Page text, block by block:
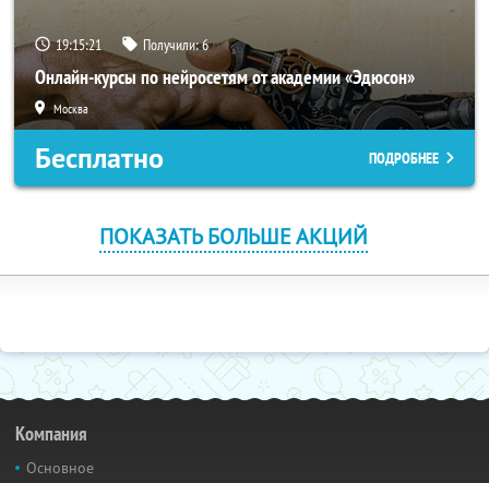
19:15:21 Получили:6
Онлайн-курсы по нейросетям от академии «Эдюсон»
Москва
Бесплатно ПОДРОБНЕЕ
ПОКАЗАТЬ БОЛЬШЕ АКЦИЙ
Компания
Основное